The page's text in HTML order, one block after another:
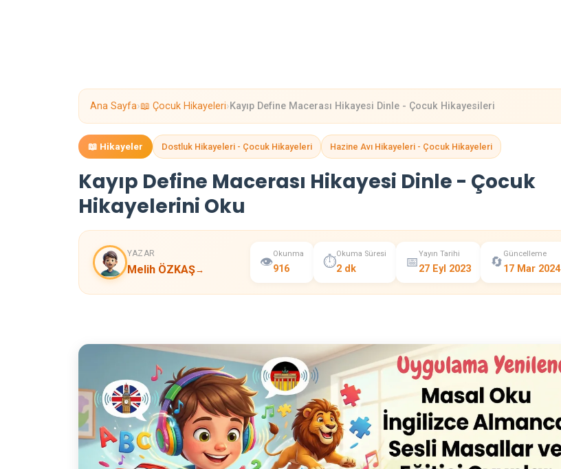
Ana Sayfa›📖 Çocuk Hikayeleri›Kayıp Define Macerası Hikayesi Dinle - Çocuk Hikayesileri
📖 Hikayeler Dostluk Hikayeleri - Çocuk Hikayeleri Hazine Avı Hikayeleri - Çocuk Hikayeleri
Kayıp Define Macerası Hikayesi Dinle - Çocuk
Hikayelerini Oku
YAZAR
Melih ÖZKAŞ→ 👁️
Okunma
916 ⏱️
Okuma Süresi
2 dk 📅
Yayın Tarihi
27 Eyl 2023 🔄
Güncelleme
17 Mar 2024